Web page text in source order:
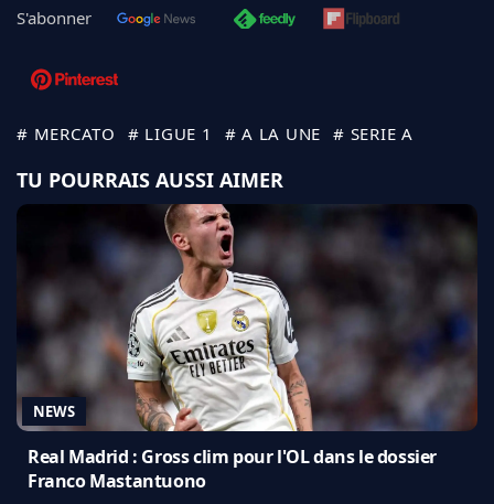
S'abonner
# MERCATO # LIGUE 1 # A LA UNE # SERIE A
TU POURRAIS AUSSI AIMER
NEWS
Real Madrid : Gross clim pour l'OL dans le dossier
Franco Mastantuono